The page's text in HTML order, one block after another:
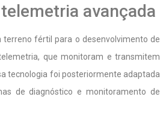
avançada
fértil para o desenvolvimento de
que monitoram e transmitem
tecnologia foi posteriormente adaptada
de diagnóstico e monitoramento de